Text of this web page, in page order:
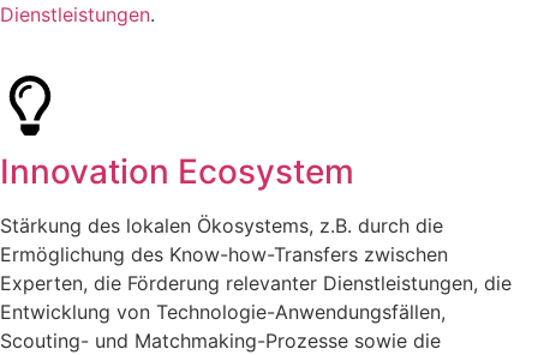
Dienstleistungen.
Innovation Ecosystem
Stärkung des lokalen Ökosystems, z.B. durch die
Ermöglichung des Know-how-Transfers zwischen
Experten, die Förderung relevanter Dienstleistungen, die
Entwicklung von Technologie-Anwendungsfällen,
Scouting- und Matchmaking-Prozesse sowie die